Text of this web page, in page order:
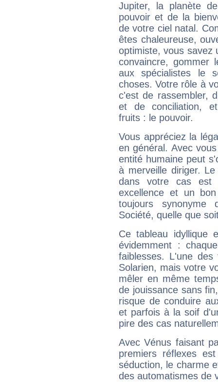
Jupiter, la planète
pouvoir et de la
de votre ciel natal.
êtes chaleureuse,
optimiste, vous savez
convaincre, gommer
aux spécialistes le
choses. Votre rôle à
c'est de rassembler,
et de conciliation,
fruits : le pouvoir.
Vous appréciez la
en général. Avec
entité humaine peut
à merveille diriger.
dans votre cas est
excellence et un
toujours synonyme
Société, quelle que
Ce tableau idyllique
évidemment :
faiblesses. L'une
Solarien, mais votre
mêler en même
de jouissance sans
risque de conduire
et parfois à la soif
pire des cas
Avec Vénus faisant
premiers réflexes
séduction, le charme
des automatismes de